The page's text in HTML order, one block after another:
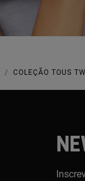
COLEÇÃO TOUS